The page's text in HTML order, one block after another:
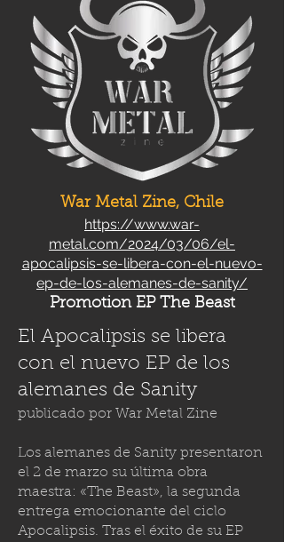
War Metal Zine, Chile
https://www.war-
metal.com/2024/03/06/el-
apocalipsis-se-libera-con-el-nuevo-
ep-de-los-alemanes-de-sanity/
Promotion EP The Beast
El Apocalipsis se libera
con el nuevo EP de los
alemanes de Sanity
publicado por War Metal Zine
Los alemanes de Sanity presentaron
el 2 de marzo su última obra
maestra: «The Beast», la segunda
entrega emocionante del ciclo
Apocalipsis. Tras el éxito de su EP